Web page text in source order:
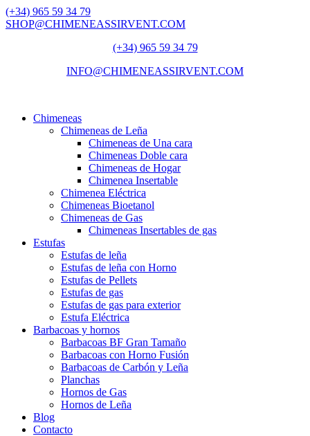
(+34) 965 59 34 79
SHOP@CHIMENEASSIRVENT.COM
(+34) 965 59 34 79
INFO@CHIMENEASSIRVENT.COM
Chimeneas
Chimeneas de Leña
Chimeneas de Una cara
Chimeneas Doble cara
Chimeneas de Hogar
Chimenea Insertable
Chimenea Eléctrica
Chimeneas Bioetanol
Chimeneas de Gas
Chimeneas Insertables de gas
Estufas
Estufas de leña
Estufas de leña con Horno
Estufas de Pellets
Estufas de gas
Estufas de gas para exterior
Estufa Eléctrica
Barbacoas y hornos
Barbacoas BF Gran Tamaño
Barbacoas con Horno Fusión
Barbacoas de Carbón y Leña
Planchas
Hornos de Gas
Hornos de Leña
Blog
Contacto